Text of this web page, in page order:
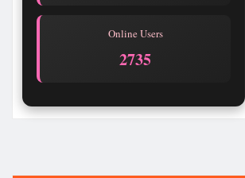
Online Users
2735